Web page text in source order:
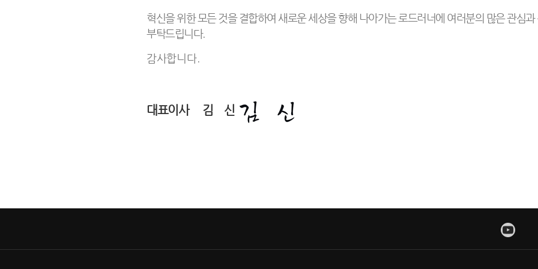
혁신을 위한 모든 것을 결합하여 새로운 세상을 향해 나아가는 로드러너에 여러분의 많은 관심과
부탁드립니다.
감사합니다.
대표이사 김 신